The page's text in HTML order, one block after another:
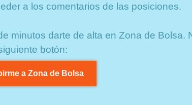
a los comentarios de las posiciones.
minutos darte de alta en Zona de Bolsa.
botón:
a Zona de Bolsa